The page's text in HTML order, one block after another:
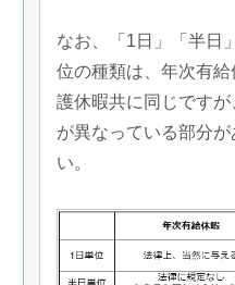
なお、「1日」「半日
位の種類は、年次有
護休暇共に同じです
が異なっている部分
い。